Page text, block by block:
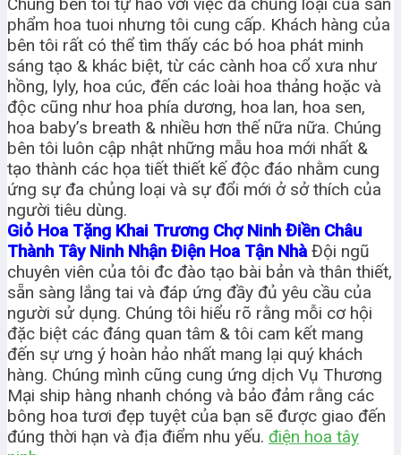
phẩm hoa tuoi nhưng tôi cung cấp. Khách hàng của
bên tôi rất có thể tìm thấy các bó hoa phát minh
sáng tạo & khác biệt, từ các cành hoa cổ xưa như
hồng, lyly, hoa cúc, đến các loài hoa thảng hoặc và
độc cũng như hoa phía dương, hoa lan, hoa sen,
hoa baby’s breath & nhiều hơn thế nữa nữa. Chúng
bên tôi luôn cập nhật những mẫu hoa mới nhất &
tạo thành các họa tiết thiết kế độc đáo nhằm cung
ứng sự đa chủng loại và sự đổi mới ở sở thích của
người tiêu dùng.
Giỏ Hoa Tặng Khai Trương Chợ Ninh Điền Châu
Thành Tây Ninh Nhận Điện Hoa Tận NhàĐội ngũ
chuyên viên của tôi đc đào tạo bài bản và thân thiết,
sẵn sàng lắng tai và đáp ứng đầy đủ yêu cầu của
người sử dụng. Chúng tôi hiểu rõ rằng mỗi cơ hội
đặc biệt các đáng quan tâm & tôi cam kết mang
đến sự ưng ý hoàn hảo nhất mang lại quý khách
hàng. Chúng mình cũng cung ứng dịch Vụ Thương
Mại ship hàng nhanh chóng và bảo đảm rằng các
bông hoa tươi đẹp tuyệt của bạn sẽ được giao đến
đúng thời hạn và địa điểm nhu yếu. điện hoa tây